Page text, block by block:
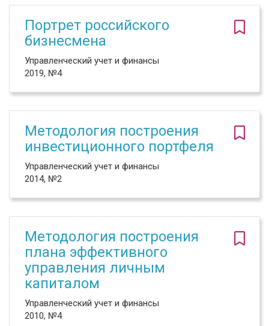
Портрет российского
бизнесмена
Управленческий учет и финансы
2019, №4
Методология построения
инвестиционного портфеля
Управленческий учет и финансы
2014, №2
Методология построения
плана эффективного
управления личным
капиталом
Управленческий учет и финансы
2010, №4